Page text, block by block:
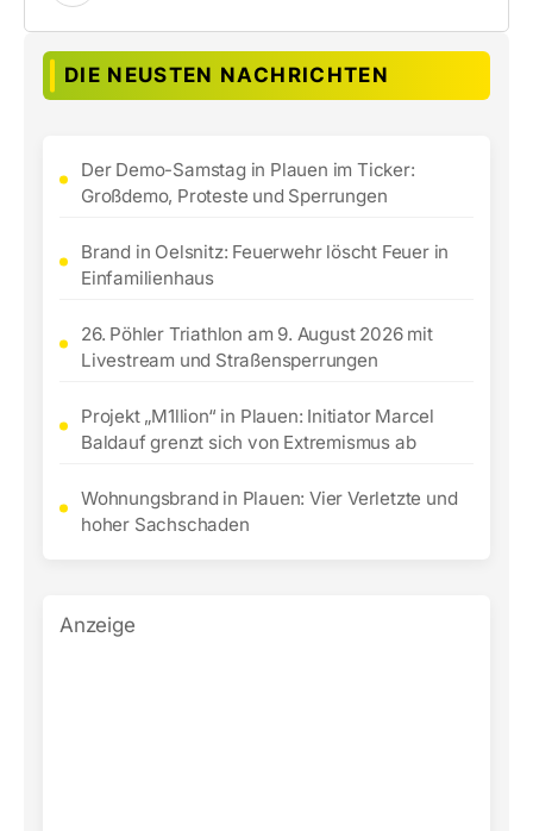
DIE NEUSTEN NACHRICHTEN
Der Demo-Samstag in Plauen im Ticker:
Großdemo, Proteste und Sperrungen
Brand in Oelsnitz: Feuerwehr löscht Feuer in
Einfamilienhaus
26. Pöhler Triathlon am 9. August 2026 mit
Livestream und Straßensperrungen
Projekt „M1llion“ in Plauen: Initiator Marcel
Baldauf grenzt sich von Extremismus ab
Wohnungsbrand in Plauen: Vier Verletzte und
hoher Sachschaden
Anzeige